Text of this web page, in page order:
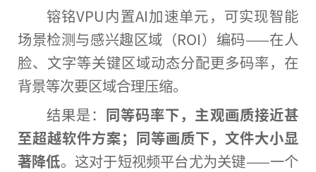
镕铭VPU内置AI加速单元，可实现智能
场景检测与感兴趣区域（ROI）编码——在人
脸、文字等关键区域动态分配更多码率，在
背景等次要区域合理压缩。
结果是： 同等码率下，主观画质接近甚
至超越软件方案；同等画质下，文件大小显
著降低。这对于短视频平台尤为关键——一个